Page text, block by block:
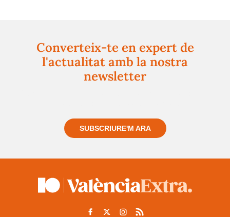
Converteix-te en expert de
l'actualitat amb la nostra
newsletter
SUBSCRIURE'M ARA